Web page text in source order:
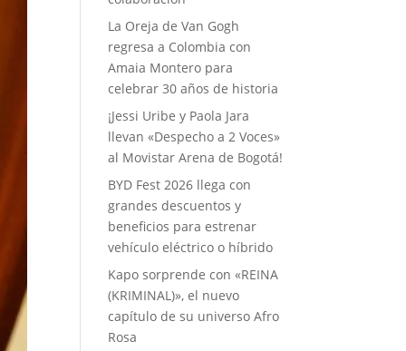
La Oreja de Van Gogh
regresa a Colombia con
Amaia Montero para
celebrar 30 años de historia
¡Jessi Uribe y Paola Jara
llevan «Despecho a 2 Voces»
al Movistar Arena de Bogotá!
BYD Fest 2026 llega con
grandes descuentos y
beneficios para estrenar
vehículo eléctrico o híbrido
Kapo sorprende con «REINA
(KRIMINAL)», el nuevo
capítulo de su universo Afro
Rosa